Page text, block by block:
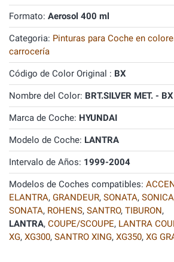
Formato: Aerosol 400 ml
Categoria: Pinturas para Coche en
carrocería
Código de Color Original : BX
Nombre del Color: BRT.SILVER MET. - BX
Marca de Coche: HYUNDAI
Modelo de Coche: LANTRA
Intervalo de Años: 1999-2004
Modelos de Coches compatibles:
ELANTRA, GRANDEUR, SONATA, SONICA
SONATA, ROHENS, SANTRO, TIBURON,
LANTRA, COUPE/SCOUPE, LANTRA
XG, XG300, SANTRO XING, XG350, XG